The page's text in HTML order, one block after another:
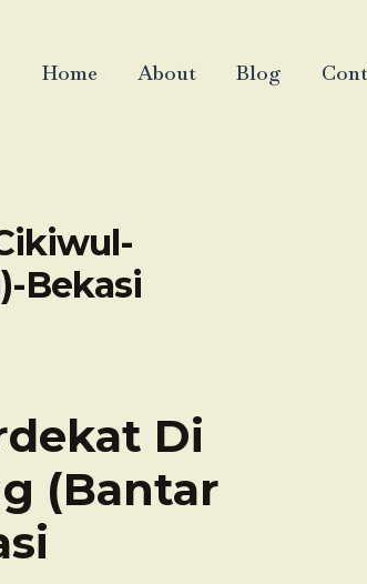
Home About Blog
Bekasi
Di
(Bantar